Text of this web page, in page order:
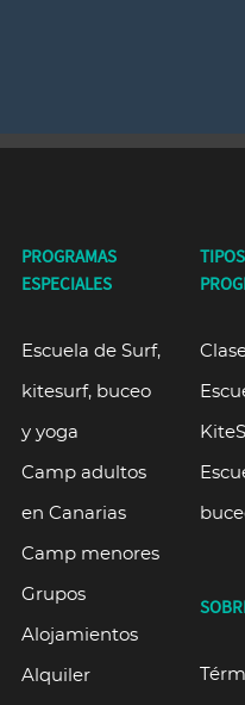
PROGRAMAS
ESPECIALES
Escuela de Surf,
kitesurf, buceo
y yoga
Camp adultos
en Canarias
Camp menores
Grupos
Alojamientos
Alquiler